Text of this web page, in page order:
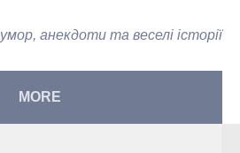
анекдоти та веселі історії
MORE